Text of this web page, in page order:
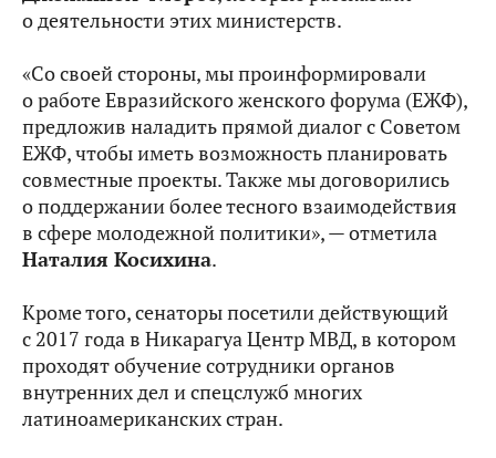
о деятельности этих министерств.
«Со своей стороны, мы проинформировали
о работе Евразийского женского форума (ЕЖФ),
предложив наладить прямой диалог с Советом
ЕЖФ, чтобы иметь возможность планировать
совместные проекты. Также мы договорились
о поддержании более тесного взаимодействия
в сфере молодежной политики», — отметила
Наталия Косихина.
Кроме того, сенаторы посетили действующий
с 2017 года в Никарагуа Центр МВД, в котором
проходят обучение сотрудники органов
внутренних дел и спецслужб многих
латиноамериканских стран.